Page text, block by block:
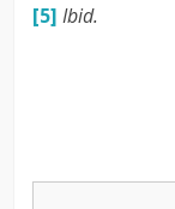
[5] Ibid.